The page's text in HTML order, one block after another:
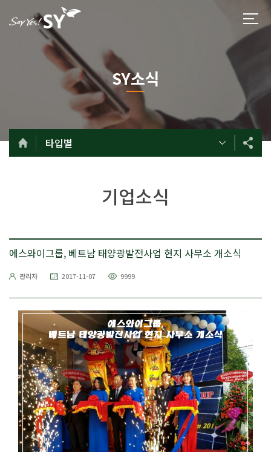
SY소식
타입별
기업소식
에스와이그룹, 베트남 태양광발전사업 현지 사무소 개소식
관리자 2017-11-07 9999